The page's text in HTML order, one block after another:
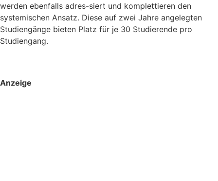
werden ebenfalls adres-siert und komplettieren den
systemischen Ansatz. Diese auf zwei Jahre angelegten
Studiengänge bieten Platz für je 30 Studierende pro
Studiengang.
Anzeige